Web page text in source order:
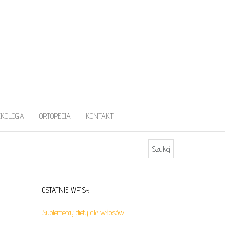
ORTOPEDIA KONTAKT
OSTATNIE WPISY
Suplementy diety dla włosów